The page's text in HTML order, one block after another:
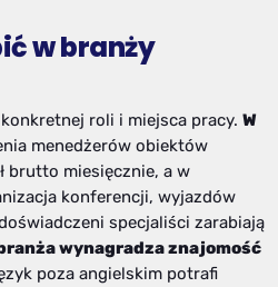
w branży
roli i miejsca pracy. W
menedżerów obiektów
brutto miesięcznie, a w
konferencji, wyjazdów
specjaliści zarabiają
wynagradza znajomość
poza angielskim potrafi